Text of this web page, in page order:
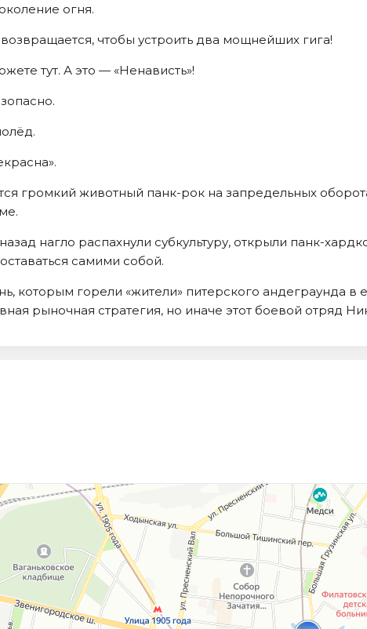
огня.
чтобы устроить два мощнейших гига!
тут. А это — «Ненависть»!
громкий животный панк-рок на запредельных
нагло распахнули субкультуру, открыли панк-
самими собой.
которым горели «жители» питерского андеграунда
рыночная стратегия, но иначе этот боевой отряд